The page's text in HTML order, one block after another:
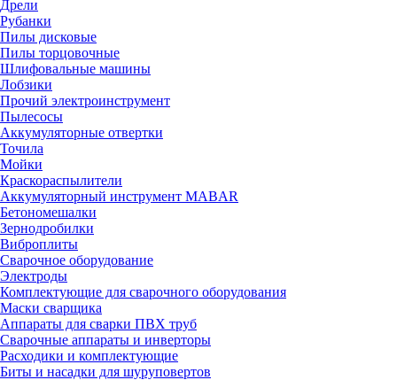
Дрели
Рубанки
Пилы дисковые
Пилы торцовочные
Шлифовальные машины
Лобзики
Прочий электроинструмент
Пылесосы
Аккумуляторные отвертки
Точила
Мойки
Краскораспылители
Аккумуляторный инструмент MABAR
Бетономешалки
Зернодробилки
Виброплиты
Сварочное оборудование
Электроды
Комплектующие для сварочного оборудования
Маски сварщика
Аппараты для сварки ПВХ труб
Сварочные аппараты и инверторы
Расходики и комплектующие
Биты и насадки для шуруповертов